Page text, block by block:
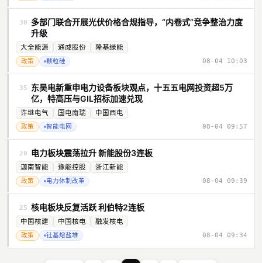
30
多部门联合开展光伏价格合规指导，“内卷式”竞争整治力度
升级
大全能源 通威股份 隆基绿能
政策 颗粒硅 08-04 10:03
35
东吴电新重申电力设备板块观点，十五五电网投资超5万
亿，特高压与GIL招标加速兑现
许继电气 国电南瑞 中国西电
政策 智能电网 08-04 09:57
20 电力板块震荡拉升 新能股份3连板
迦南智能 豫能控股 浙江新能
政策 电力体制改革 08-04 09:39
25 核电板块反复活跃 利伯特2连板
中国核建 中国核电 融发核电
政策 钍基熔盐堆 08-04 09:34